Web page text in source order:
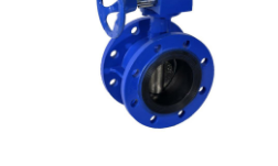
систем водяного
отопления